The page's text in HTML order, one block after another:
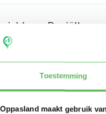
Toestemming
Oppasland maakt gebruik
aan Daniëlle